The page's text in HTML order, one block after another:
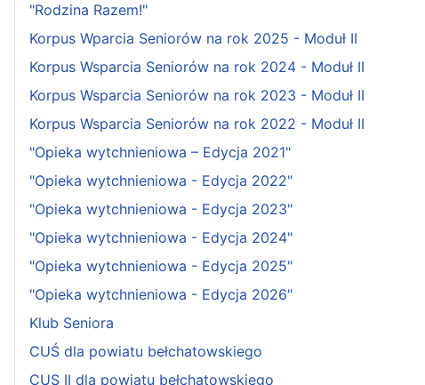
"Rodzina Razem!"
Korpus Wparcia Seniorów na rok 2025 - Moduł II
Korpus Wsparcia Seniorów na rok 2024 - Moduł II
Korpus Wsparcia Seniorów na rok 2023 - Moduł II
Korpus Wsparcia Seniorów na rok 2022 - Moduł II
"Opieka wytchnieniowa – Edycja 2021"
"Opieka wytchnieniowa - Edycja 2022"
"Opieka wytchnieniowa - Edycja 2023"
"Opieka wytchnieniowa - Edycja 2024"
"Opieka wytchnieniowa - Edycja 2025"
"Opieka wytchnieniowa - Edycja 2026"
Klub Seniora
CUŚ dla powiatu bełchatowskiego
CUS II dla powiatu bełchatowskiego